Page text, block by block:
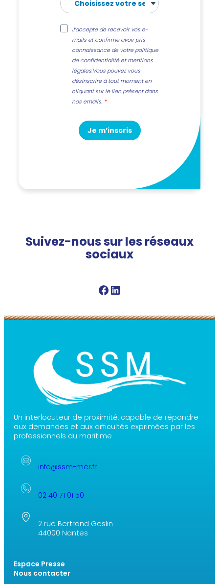
J’accepte de recevoir vos e-
mails et confirme avoir pris
connaissance de votre politique
de confidentialité et mentions
légales.Vous pouvez vous
désinscrire à tout moment en
cliquant sur le lien présent dans
nos emails.
Je m’inscris
Suivez-nous sur les réseaux
sociaux
Facebook SSM Linkedin SSM
Un interlocuteur de proximité, capable de répondre
aux demandes et aux difficultés exprimées par les
professionnels du maritime
info@ssm-mer.fr
02 40 71 01 50
2 rue Bertrand Geslin
44000 Nantes
Espace Presse
Nous contacter